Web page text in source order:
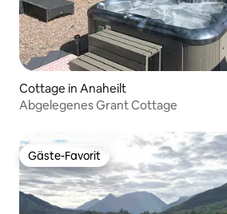
Cottage in Anaheilt
Abgelegenes Grant Cottage
Gäste-Favorit
Gäste-Favorit